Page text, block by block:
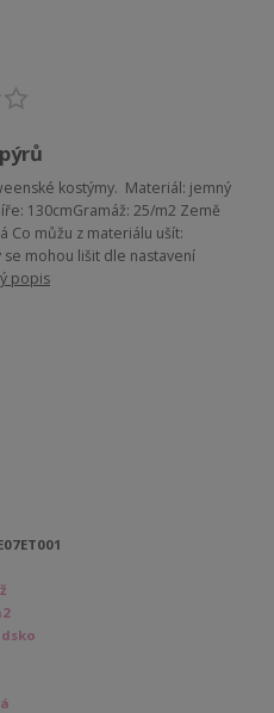
kostýmy. Materiál: jemný
130cmGramáž: 25/m2 Země
Co můžu z materiálu ušít:
se mohou lišit dle nastavení
popis